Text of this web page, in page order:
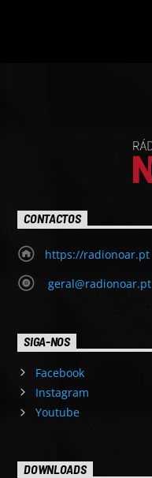
CONTACTOS
https://radionoar.pt
geral@radionoar.pt
SIGA-NOS
Facebook
Instagram
Youtube
DOWNLOADS